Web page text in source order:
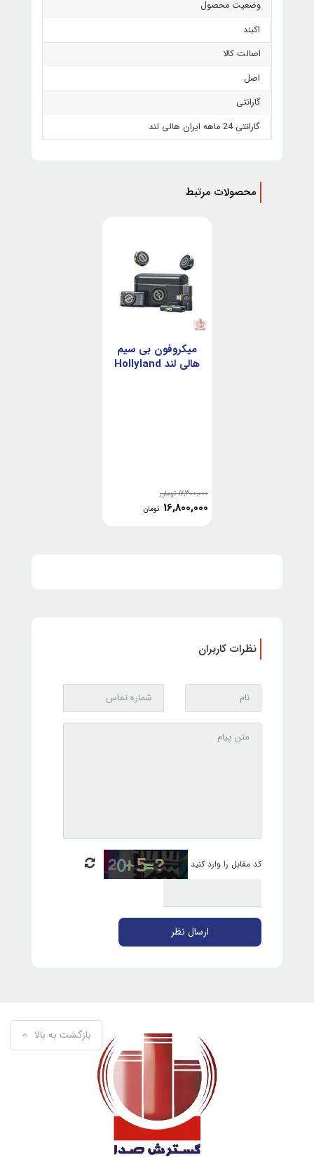
وضعیت محصول
اکبند
اصالت کالا
اصل
گارانتی
گارانتی 24 ماهه ایران هالی لند
محصولات مرتبط
میکروفون بی سیم
هالی لند Hollyland
17,300,000 تومان
16,800,000 تومان
نظرات کاربران
کد مقابل را وارد کنید
ارسال نظر
بازگشت به بالا